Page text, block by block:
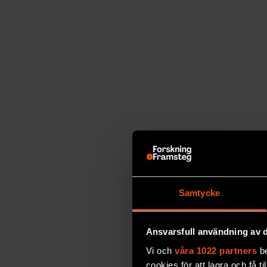
Samtycke
Ansvarsfull användning av
Vi och våra 1022 partners
cookies för att lagra och få